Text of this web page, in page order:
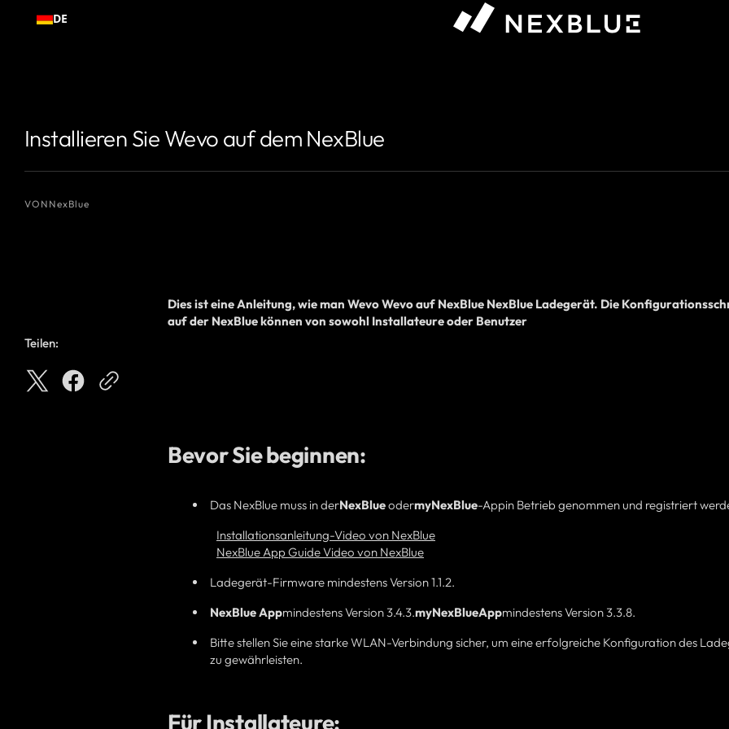
InhaltDE
Installieren Sie Wevo auf dem NexBlue
VON NexBlue
Teilen:
Dies ist eine Anleitung, wie man WevoWevo auf NexBlue NexBlue Ladegerät. Die
auf der NexBlue können von sowohl Installateure oder Benutzer
Bevor Sie beginnen:
Das NexBlue muss in derNexBlueodermyNexBlue-Appin Betrieb genommen und registriert
Installationsanleitung-Video von NexBlue
NexBlue App Guide Video von NexBlue
Ladegerät-Firmware mindestens Version 1.1.2.
NexBlueAppmindestens Version 3.4.3.myNexBlueAppmindestens Version 3.3.8.
Bitte stellen Sie eine starke WLAN-Verbindung sicher, um eine erfolgreiche Konfiguration des
zu gewährleisten.
Für Installateure: